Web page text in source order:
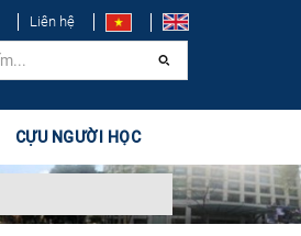
Liên hệ
CỰU NGƯỜI HỌC